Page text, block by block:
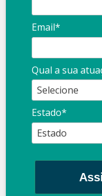
Email*
Qual a sua
Estado*